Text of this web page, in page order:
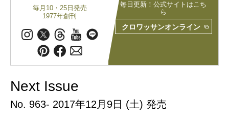
毎月10・25日発売
1977年創刊
毎日更新！公式サイトはこち
ら
クロワッサンオンライン
Next Issue
No. 963- 2017年12月9日 (土) 発売